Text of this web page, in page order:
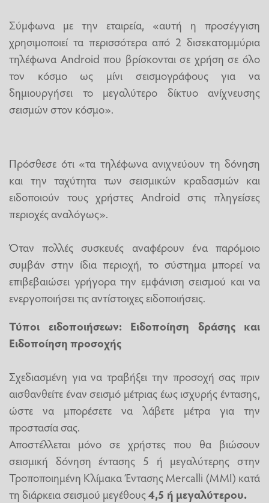
Σύμφωνα με την εταιρεία, «αυτή η προσέγγιση
χρησιμοποιεί τα περισσότερα από 2 δισεκατομμύρια
τηλέφωνα Android που βρίσκονται σε χρήση σε όλο
τον κόσμο ως μίνι σεισμογράφους για να
δημιουργήσει το μεγαλύτερο δίκτυο ανίχνευσης
σεισμών στον κόσμο».
Πρόσθεσε ότι «τα τηλέφωνα ανιχνεύουν τη δόνηση
και την ταχύτητα των σεισμικών κραδασμών και
ειδοποιούν τους χρήστες Android στις πληγείσες
περιοχές αναλόγως».
Όταν πολλές συσκευές αναφέρουν ένα παρόμοιο
συμβάν στην ίδια περιοχή, το σύστημα μπορεί να
επιβεβαιώσει γρήγορα την εμφάνιση σεισμού και να
ενεργοποιήσει τις αντίστοιχες ειδοποιήσεις.
Τύποι ειδοποιήσεων: Ειδοποίηση δράσης και
Ειδοποίηση προσοχής
Σχεδιασμένη για να τραβήξει την προσοχή σας πριν
αισθανθείτε έναν σεισμό μέτριας έως ισχυρής έντασης,
ώστε να μπορέσετε να λάβετε μέτρα για την
προστασία σας.
Αποστέλλεται μόνο σε χρήστες που θα βιώσουν
σεισμική δόνηση έντασης 5 ή μεγαλύτερης στην
Τροποποιημένη Κλίμακα Έντασης Mercalli (MMI) κατά
τη διάρκεια σεισμού μεγέθους4,5 ή μεγαλύτερου.